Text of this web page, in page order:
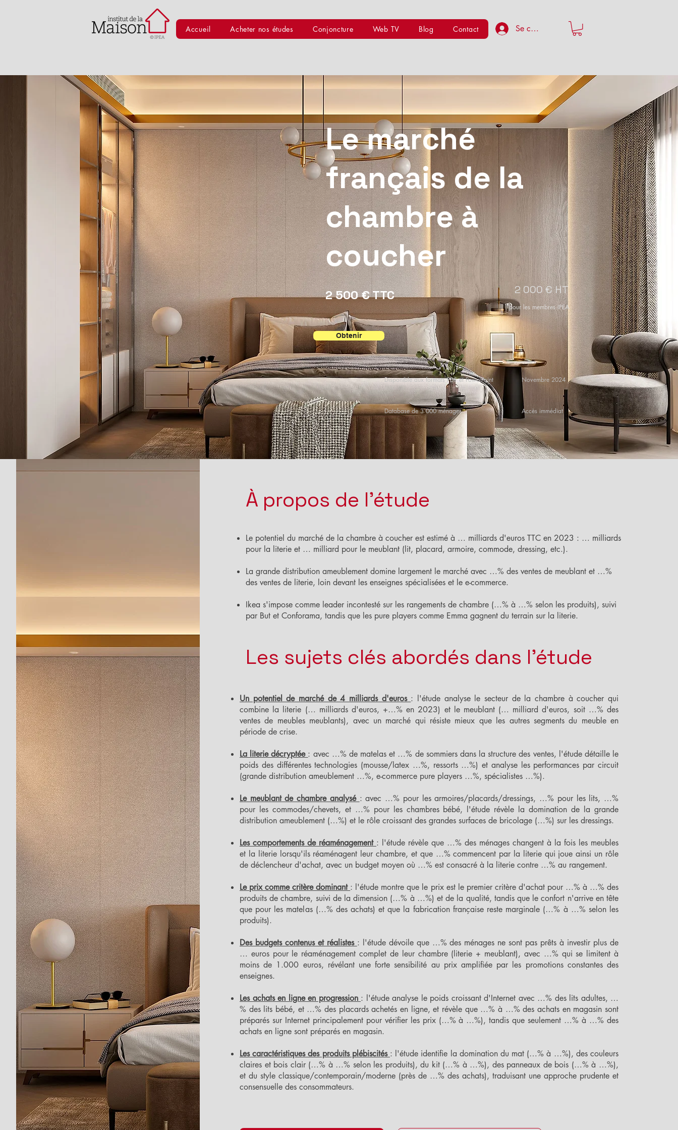
Accueil Acheter nos études Conjoncture Web TV Blog Contact Se connecter
Le marché
français de la
chambre à
coucher
2 500 € TTC 2 000 € HT
pour les membres IPEA
Obtenir
Disponible aux formats PDF et PowerPoint Novembre 2024
Database de 3 000 ménages Accès immédiat
À propos de l'étude
Le potentiel du marché de la chambre à coucher est estimé à … milliards d'euros TTC en 2023 : … milliards
pour la literie et … milliard pour le meublant (lit, placard, armoire, commode, dressing, etc.).
La grande distribution ameublement domine largement le marché avec …% des ventes de meublant et …%
des ventes de literie, loin devant les enseignes spécialisées et le e-commerce.
Ikea s'impose comme leader incontesté sur les rangements de chambre (…% à …% selon les produits), suivi
par But et Conforama, tandis que les pure players comme Emma gagnent du terrain sur la literie.
Les sujets clés abordés dans l'étude
Un potentiel de marché de 4 milliards d'euros : l'étude analyse le secteur de la chambre à coucher qui
combine la literie (… milliards d'euros, +…% en 2023) et le meublant (… milliard d'euros, soit …% des
ventes de meubles meublants), avec un marché qui résiste mieux que les autres segments du meuble en
période de crise.
La literie décryptée : avec …% de matelas et …% de sommiers dans la structure des ventes, l'étude détaille le
poids des différentes technologies (mousse/latex …%, ressorts …%) et analyse les performances par circuit
(grande distribution ameublement …%, e-commerce pure players …%, spécialistes …%).
Le meublant de chambre analysé : avec …% pour les armoires/placards/dressings, …% pour les lits, …%
pour les commodes/chevets, et …% pour les chambres bébé, l'étude révèle la domination de la grande
distribution ameublement (…%) et le rôle croissant des grandes surfaces de bricolage (…%) sur les dressings.
Les comportements de réaménagement : l'étude révèle que …% des ménages changent à la fois les meubles
et la literie lorsqu'ils réaménagent leur chambre, et que …% commencent par la literie qui joue ainsi un rôle
de déclencheur d'achat, avec un budget moyen où …% est consacré à la literie contre …% au rangement.
Le prix comme critère dominant : l'étude montre que le prix est le premier critère d'achat pour …% à …% des
produits de chambre, suivi de la dimension (…% à …%) et de la qualité, tandis que le confort n'arrive en tête
que pour les matelas (…% des achats) et que la fabrication française reste marginale (…% à …% selon les
produits).
Des budgets contenus et réalistes : l'étude dévoile que …% des ménages ne sont pas prêts à investir plus de
… euros pour le réaménagement complet de leur chambre (literie + meublant), avec …% qui se limitent à
moins de 1.000 euros, révélant une forte sensibilité au prix amplifiée par les promotions constantes des
enseignes.
Les achats en ligne en progression : l'étude analyse le poids croissant d'Internet avec …% des lits adultes, …
% des lits bébé, et …% des placards achetés en ligne, et révèle que …% à …% des achats en magasin sont
préparés sur Internet principalement pour vérifier les prix (…% à …%), tandis que seulement …% à …% des
achats en ligne sont préparés en magasin.
Les caractéristiques des produits plébiscités : l'étude identifie la domination du mat (…% à …%), des couleurs
claires et bois clair (…% à …% selon les produits), du kit (…% à …%), des panneaux de bois (…% à …%),
et du style classique/contemporain/moderne (près de …% des achats), traduisant une approche prudente et
consensuelle des consommateurs.